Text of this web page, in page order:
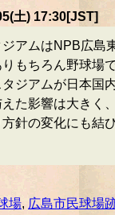
土) 17:30[JST]
アムはNPB広島
もちろん野球場
タジアムが日本国
えた影響は大きく
方針の変化にも結
場, 広島市民球場